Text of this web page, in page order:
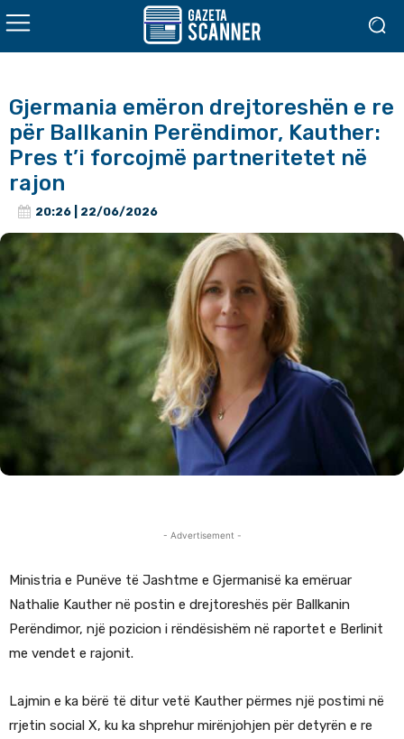
Gjermania emëron drejtoreshën e re
për Ballkanin Perëndimor, Kauther:
Pres t’i forcojmë partneritetet në
rajon
20:26 | 22/06/2026
- Advertisement -
Ministria e Punëve të Jashtme e Gjermanisë ka emëruar
Nathalie Kauther në postin e drejtoreshës për Ballkanin
Perëndimor, një pozicion i rëndësishëm në raportet e Berlinit
me vendet e rajonit.
Lajmin e ka bërë të ditur vetë Kauther përmes një postimi në
rrjetin social X, ku ka shprehur mirënjohjen për detyrën e re